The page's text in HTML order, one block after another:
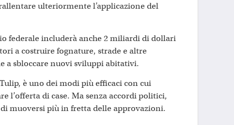
ulteriormente l’applicazione del
federale includerà anche 2 miliardi di dollari
a costruire fognature, strade e altre
a sbloccare nuovi sviluppi abitativi.
è uno dei modi più efficaci con cui
l’offerta di case. Ma senza accordi politici,
muoversi più in fretta delle approvazioni.